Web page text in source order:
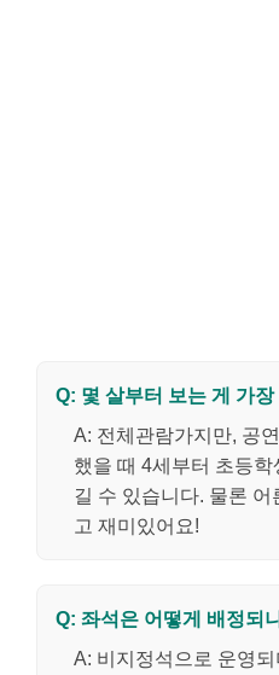
Q: 몇 살부터 보는 게 가
A: 전체관람가지만, 공
했을 때 4세부터 초등
길 수 있습니다. 물론
고 재미있어요!
Q: 좌석은 어떻게 배정되
A: 비지정석으로 운영